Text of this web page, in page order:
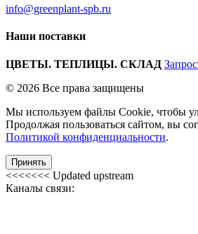
info@greenplant-spb.ru
Наши поставки
ЦВЕТЫ. ТЕПЛИЦЫ. СКЛАД
© 2026 Все права защищены
Мы используем файлы Cookie, чтобы
Продолжая пользоваться сайтом, вы
Политикой конфиденциальности.
Принять
<<<<<<< Updated upstream
Каналы связи: